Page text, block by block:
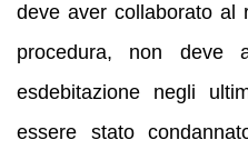
deve aver collaborato al
procedura, non deve
esdebitazione negli
essere stato